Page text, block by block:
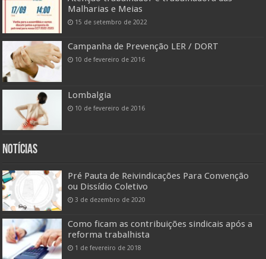
Malharias e Meias
15 de setembro de 2022
Campanha de Prevenção LER / DORT
10 de fevereiro de 2016
Lombalgia
10 de fevereiro de 2016
Notícias
Pré Pauta de Reivindicações Para Convenção
ou Dissídio Coletivo
3 de dezembro de 2020
Como ficam as contribuições sindicais após a
reforma trabalhista
1 de fevereiro de 2018